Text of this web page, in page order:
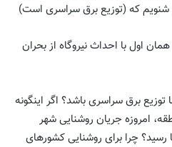
که (توزیع برق سراسری است)
اول با احداث نیروگاه از بحران
برق سراسری باشد؟ اگر اینگونه
امروزه جریان روشنایی شهر
چرا برای روشنایی کشورهای